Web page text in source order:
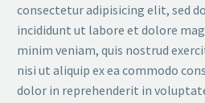
consectetur adipisicing elit, sed
incididunt ut labore et dolore
minim veniam, quis nostrud
nisi ut aliquip ex ea commodo
dolor in reprehenderit in